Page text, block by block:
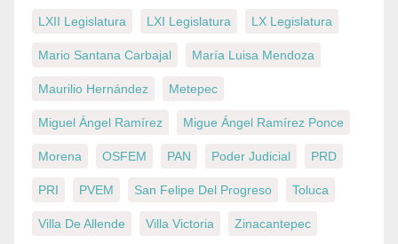
LXII Legislatura LXI Legislatura LX Legislatura
Mario Santana Carbajal María Luisa Mendoza
Maurilio Hernández Metepec
Miguel Ángel Ramírez Migue Ángel Ramírez Ponce
Morena OSFEM PAN Poder Judicial PRD
PRI PVEM San Felipe Del Progreso Toluca
Villa De Allende Villa Victoria Zinacantepec